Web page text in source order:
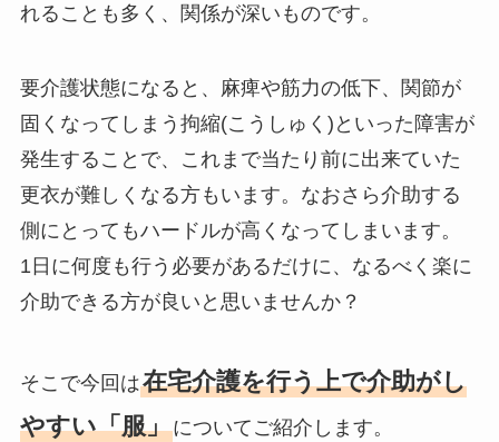
れることも多く、関係が深いものです。
要介護状態になると、麻痺や筋力の低下、関節が
固くなってしまう拘縮(こうしゅく)といった障害が
発生することで、これまで当たり前に出来ていた
更衣が難しくなる方もいます。なおさら介助する
側にとってもハードルが高くなってしまいます。
1日に何度も行う必要があるだけに、なるべく楽に
介助できる方が良いと思いませんか？
そこで今回は在宅介護を行う上で介助がし
やすい「服」についてご紹介します。